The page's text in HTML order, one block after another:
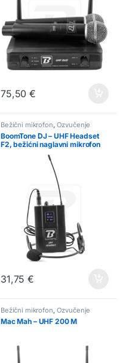
75,50€
Bežični mikrofon, Ozvučenje
BoomTone DJ – UHF Headset
F2, bežićni naglavni mikrofon
31,75€
Bežični mikrofon, Ozvučenje
Mac Mah – UHF 200 M